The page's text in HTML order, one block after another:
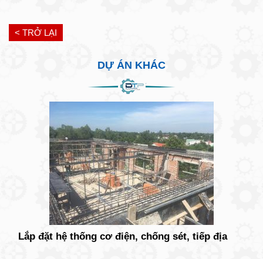
< TRỞ LẠI
DỰ ÁN KHÁC
Lắp đặt hệ thống cơ điện, chống sét, tiếp địa